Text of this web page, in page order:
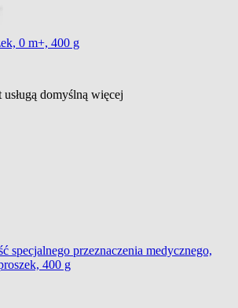
0 m+, 400 g
domyślną więcej
specjalnego przeznaczenia medycznego,
400 g